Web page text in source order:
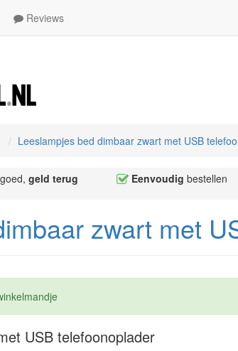
Reviews
Leeslampjes bed dimbaar zwart met USB
geld terug Eenvoudig bestellen
zwart met
USB telefoonoplader